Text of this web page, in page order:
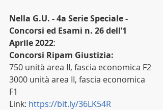
Nella G.U. - 4a Serie Speciale -
Concorsi ed Esami n. 26 dell’1
Aprile 2022:
Concorsi Ripam Giustizia:
750 unità area II, fascia economica F2
3000 unità area II, fascia economica
F1
Link: https://bit.ly/36LK54R